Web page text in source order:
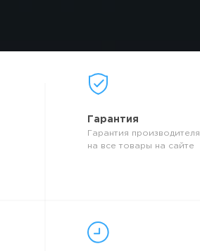
Гарантия
Гарантия производителя
на все товары на сайте